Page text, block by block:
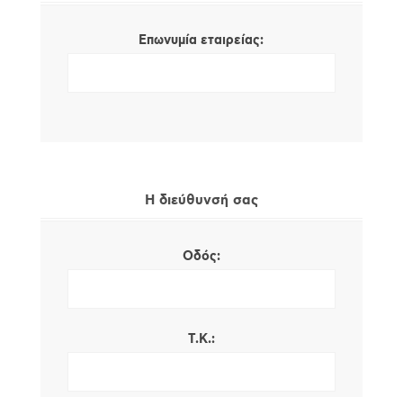
Επωνυμία εταιρείας:
Η διεύθυνσή σας
Οδός:
Τ.Κ.: